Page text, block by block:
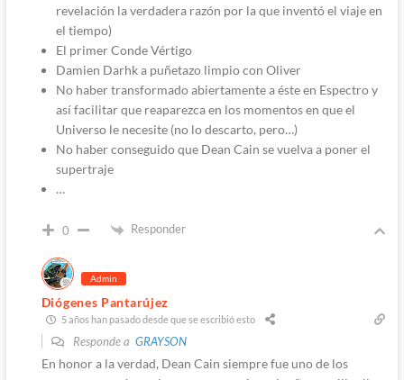
revelación la verdadera razón por la que inventó el viaje en
el tiempo)
El primer Conde Vértigo
Damien Darhk a puñetazo limpio con Oliver
No haber transformado abiertamente a éste en Espectro y
así facilitar que reaparezca en los momentos en que el
Universo le necesite (no lo descarto, pero…)
No haber conseguido que Dean Cain se vuelva a poner el
supertraje
…
0 Responder
Admin
Diógenes Pantarújez
5 años han pasado desde que se escribió esto
Responde a GRAYSON
En honor a la verdad, Dean Cain siempre fue uno de los